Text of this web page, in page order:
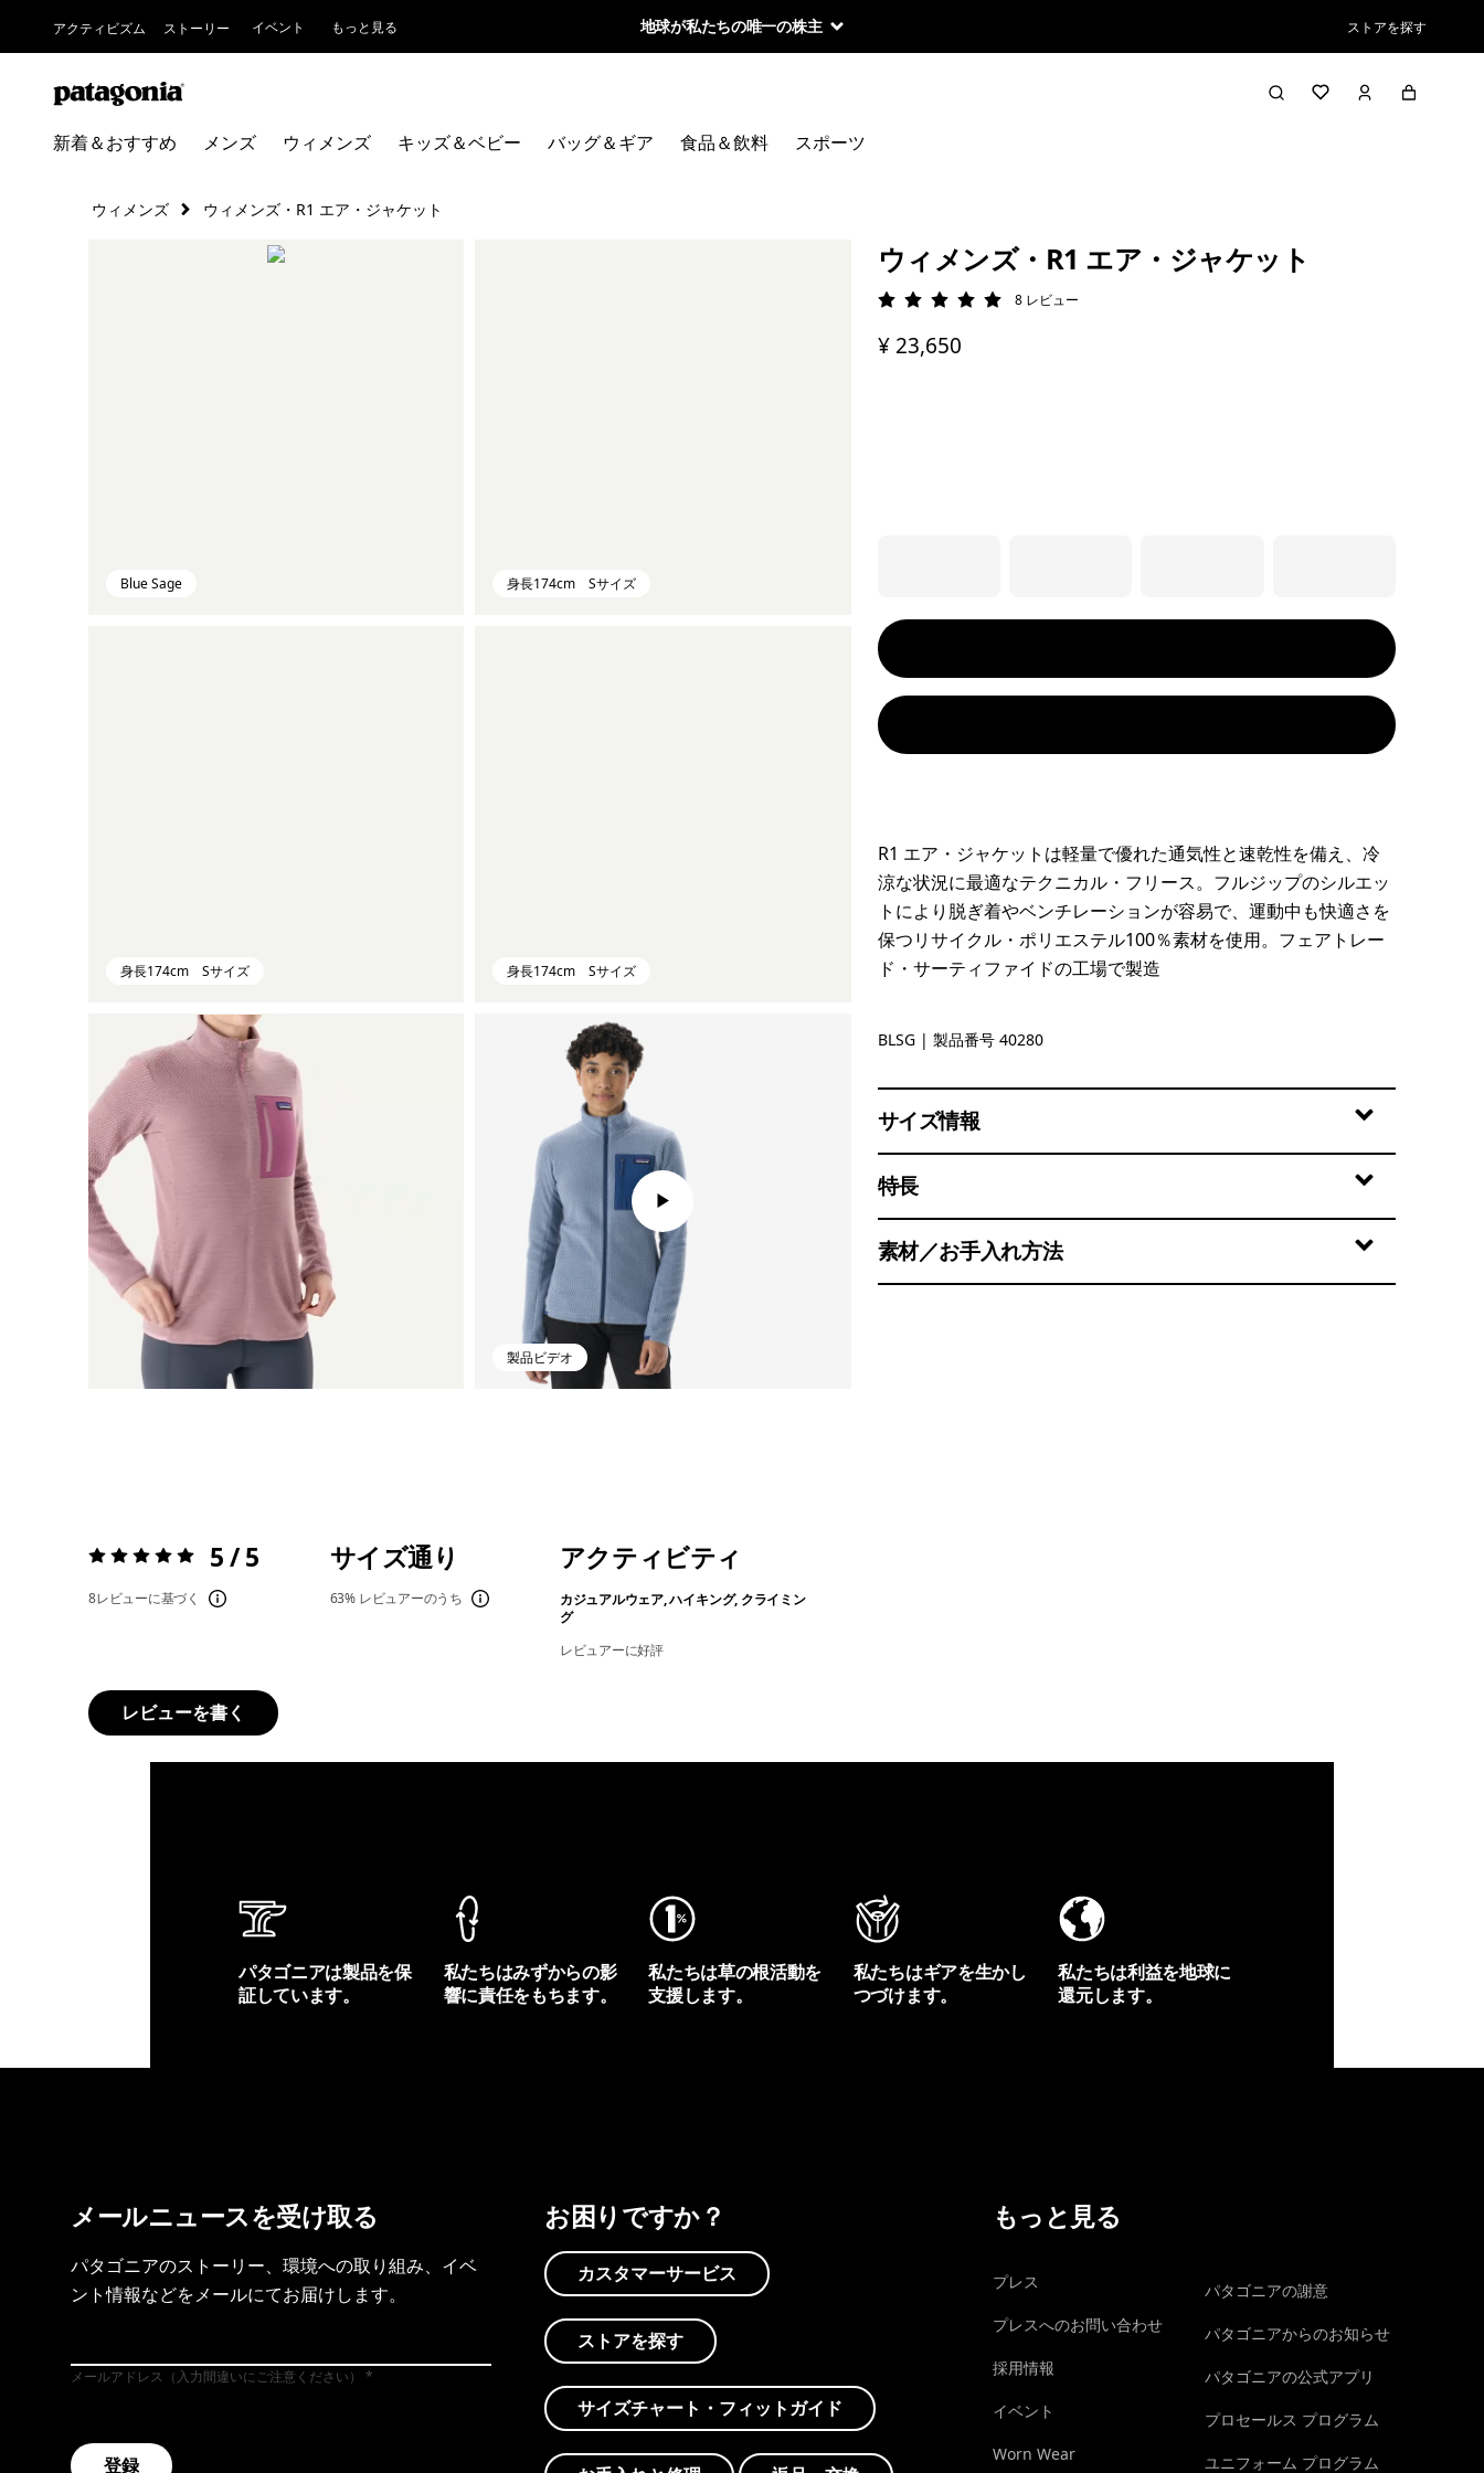
アクティビズム ストーリー イベント もっと見る 地球が私たちの唯一の株主 ストアを探す
新着＆おすすめ メンズ ウィメンズ キッズ＆ベビー バッグ＆ギア 食品＆飲料 スポーツ
ウィメンズ ウィメンズ・R1 エア・ジャケット
Blue Sage 身長174cm Sサイズ
身長174cm Sサイズ 身長174cm Sサイズ
製品ビデオ
ウィメンズ・R1 エア・ジャケット
評価: 5 / 5 8 レビュー
¥ 23,650
R1 エア・ジャケットは軽量で優れた通気性と速乾性を備え、冷
涼な状況に最適なテクニカル・フリース。フルジップのシルエッ
トにより脱ぎ着やベンチレーションが容易で、運動中も快適さを
保つリサイクル・ポリエステル100％素材を使用。フェアトレー
ド・サーティファイドの工場で製造
Blue Sage
BLSG | 製品番号 40280
サイズ情報
特長
素材／お手入れ方法
評価:5 / 5 5 / 5
8レビューに基づく
サイズ通り
63% レビュアーのうち
アクティビティ
カジュアルウェア, ハイキング, クライミン
グ
レビュアーに好評
レビューを書く
パタゴニアは製品を保
証しています。
私たちはみずからの影
響に責任をもちます。
私たちは草の根活動を
支援します。
私たちはギアを生かし
つづけます。
私たちは利益を地球に
還元します。
メールニュースを受け取る
パタゴニアのストーリー、環境への取り組み、イベ
ント情報などをメールにてお届けします。
メールアドレス（入力間違いにご注意ください）
登録
お困りですか？
カスタマーサービス
ストアを探す
サイズチャート・フィットガイド
もっと見る
プレス
プレスへのお問い合わせ
採用情報
イベント
Worn Wear
パタゴニアの謝意
パタゴニアからのお知らせ
パタゴニアの公式アプリ
プロセールス プログラム
ユニフォーム プログラム